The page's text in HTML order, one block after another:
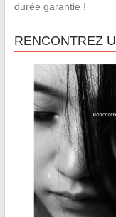
durée garantie !
RENCONTREZ